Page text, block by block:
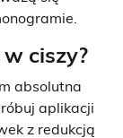
ciszy?
absolutna
aplikacji
z redukcją